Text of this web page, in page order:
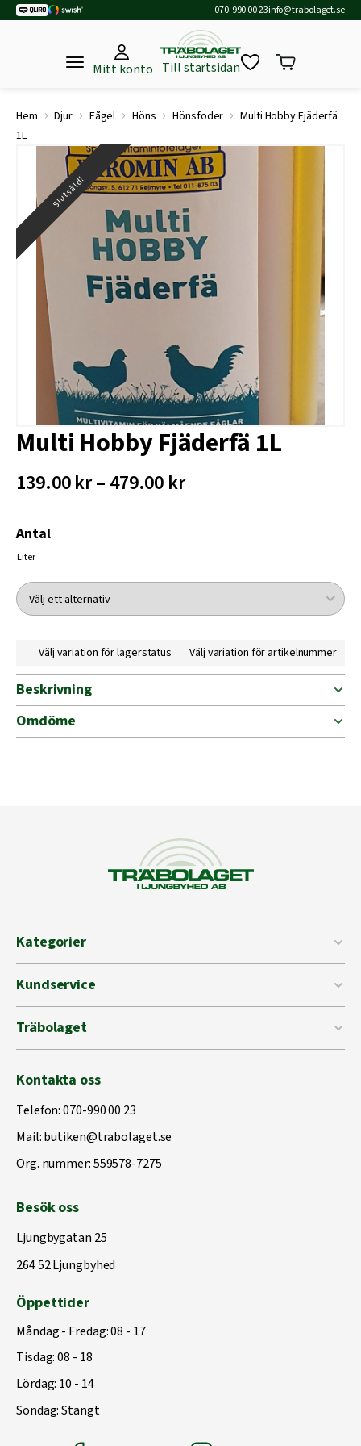
070-990 00 23info@trabolaget.se
Mitt konto Till startsidan
Hem › Djur › Fågel › Höns › Hönsfoder › Multi Hobby Fjäderfä
1L
Slutsåld!
Multi Hobby Fjäderfä 1L
139.00 kr – 479.00 kr
Antal
Liter
Välj variation för lagerstatus Välj variation för artikelnummer
Beskrivning
Omdöme
Kategorier
Kundservice
Träbolaget
Kontakta oss
Telefon:070-990 00 23
Mail:butiken@trabolaget.se
Org. nummer: 559578-7275
Besök oss
Ljungbygatan 25
264 52 Ljungbyhed
Öppettider
Måndag - Fredag: 08 - 17
Tisdag: 08 - 18
Lördag: 10 - 14
Söndag: Stängt